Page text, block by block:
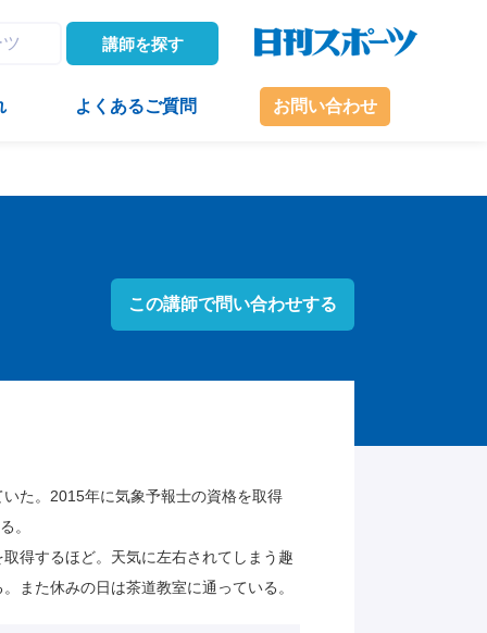
講師を探す
お問い合わせ
よくあるご質問
この講師で問い合わせする
た。2015年に気象予報士の資格を取得
。
得するほど。天気に左右されてしまう趣
また休みの日は茶道教室に通っている。